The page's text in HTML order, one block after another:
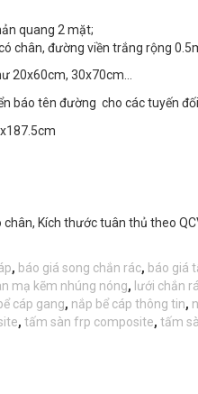
quang 2 mặt;
chân, đường viền trắng rộng
20x60cm, 30x70cm…
báo tên đường cho các tuyến
Kích thước tuân thủ theo
, báo giá song chắn rác, báo giá
mạ kẽm nhúng nóng, lưới chắn
cáp gang, nắp bể cáp thông tin,
, tấm sàn frp composite, tấm